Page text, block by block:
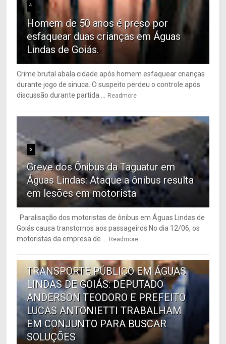
4
Homem de 50 anos é preso por
esfaquear duas crianças em Águas
Lindas de Goiás.
Crime brutal abala cidade após homem esfaquear crianças
durante jogo de sinuca. O suspeito perdeu o controle após
discussão durante partida ... Readmore
5
Greve dos Ônibus da Taguatur em
Águas Lindas: Ataque a ônibus resulta
em lesões em motorista
Paralisação dos motoristas de ônibus em Águas Lindas de
Goiás causa transtornos aos passageiros No dia 12/06, os
motoristas da empresa de ... Readmore
6
TRANSPORTE PÚBLICO EM ÁGUAS
LINDAS DE GOIÁS: DEPUTADO
ANDERSON TEODORO E PREFEITO
LUCAS ANTONIETTI TRABALHAM
EM CONJUNTO PARA BUSCAR
SOLUÇÕES